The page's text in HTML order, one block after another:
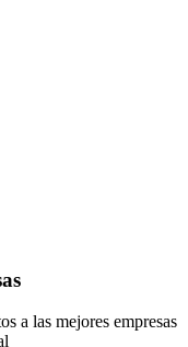
a las mejores empresas